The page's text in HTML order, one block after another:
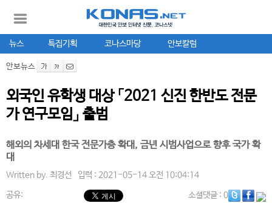
뉴스 특집기획 코나스마당 안보칼럼
안보뉴스
외국인 유학생 대상 「2021 신진 한반도 전문
가 연구모임」 출범
해외의 차세대 한국 전문가층 확대, 금년 시범사업으로 향후 국가 확
대
Written by. 최경선 입력 : 2021-05-14 오전 10:04:14
공유: 소셜댓글: 0